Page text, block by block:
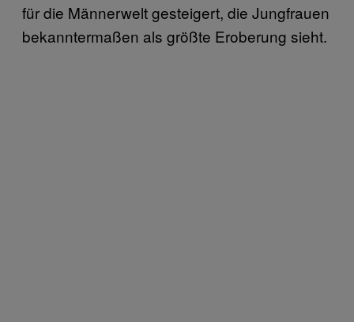
für die Männerwelt gesteigert, die Jungfrauen
bekanntermaßen als größte Eroberung sieht.